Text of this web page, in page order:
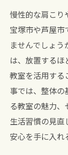
慢性的な肩こり
宝塚市や芦屋市
ませんでしょ
は、放置する
教室を活用する
事では、整体
る教室の魅力、
生活習慣の見直
安心を手に入れ